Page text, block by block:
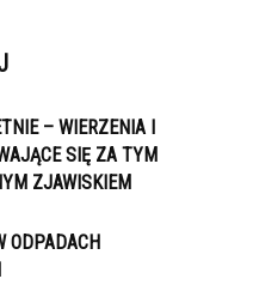
– WIERZENIA I
SIĘ ZA TYM
ZJAWISKIEM
ODPADACH